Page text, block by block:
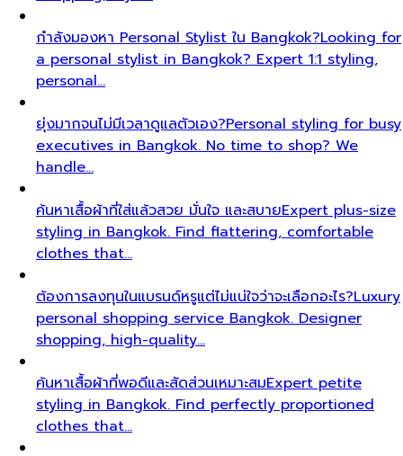
กำลังมองหา Personal Stylist ใน Bangkok?Looking for
a personal stylist in Bangkok? Expert 1:1 styling,
personal…
ยุ่งมากจนไม่มีเวลาดูแลตัวเอง?Personal styling for busy
executives in Bangkok. No time to shop? We
handle…
ค้นหาเสื้อผ้าที่ใส่แล้วสวย มั่นใจ และสบายExpert plus-size
styling in Bangkok. Find flattering, comfortable
clothes that…
ต้องการลงทุนในแบรนด์หรูแต่ไม่แน่ใจว่าจะเลือกอะไร?Luxury
personal shopping service Bangkok. Designer
shopping, high-quality…
ค้นหาเสื้อผ้าที่พอดีและสัดส่วนเหมาะสมExpert petite
styling in Bangkok. Find perfectly proportioned
clothes that…